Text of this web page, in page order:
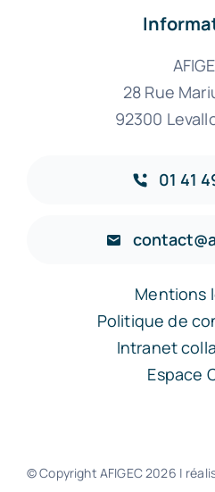
28 Rue
92300
01 41
Mentions
Politique de
Intranet
Espace
© Copyright AFIGEC2026 |